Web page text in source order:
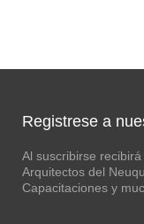
Registrese a
Al suscribirse
Arquitectos del
Capacitaciones y